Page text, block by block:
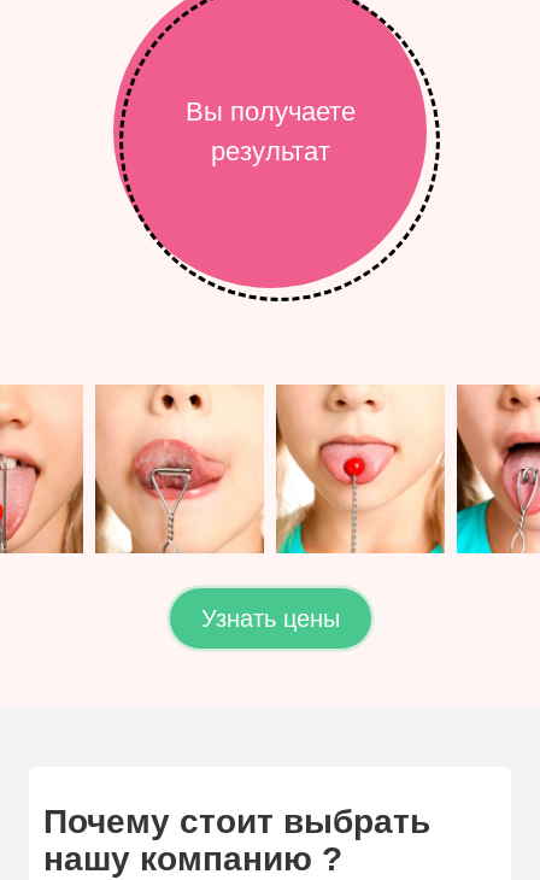
Вы получаете
результат
Узнать цены
Почему стоит выбрать
нашу компанию ?